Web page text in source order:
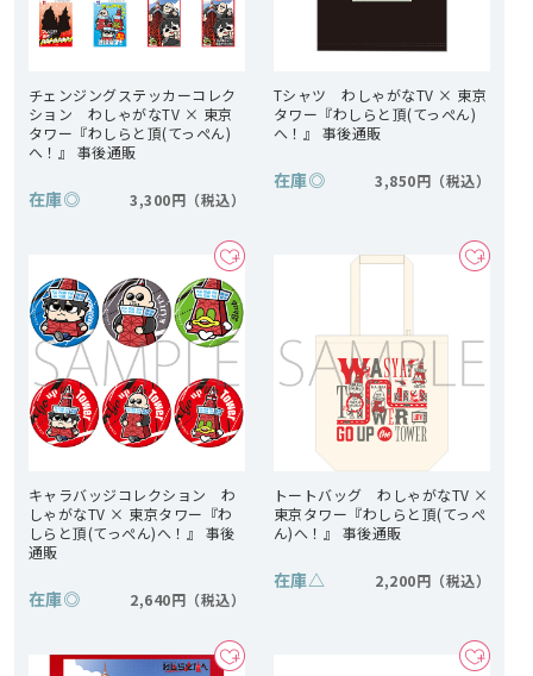
チェンジングステッカーコレク
ション わしゃがなTV × 東京
タワー『わしらと頂(てっぺん)
へ！』 事後通販
在庫◎ 3,300円
Tシャツ わしゃがなTV × 東京
タワー『わしらと頂(てっぺん)
へ！』 事後通販
在庫◎ 3,850円
キャラバッジコレクション わ
しゃがなTV × 東京タワー『わ
しらと頂(てっぺん)へ！』 事後
通販
在庫◎ 2,640円
トートバッグ わしゃがなTV ×
東京タワー『わしらと頂(てっぺ
ん)へ！』 事後通販
在庫△ 2,200円